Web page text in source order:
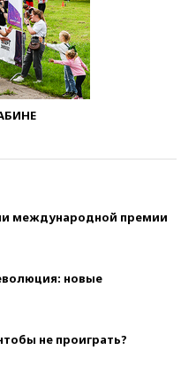
международной премии
новые
не проиграть?